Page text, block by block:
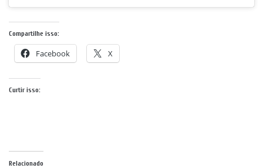
Compartilhe isso:
Facebook X
Curtir isso:
Relacionado